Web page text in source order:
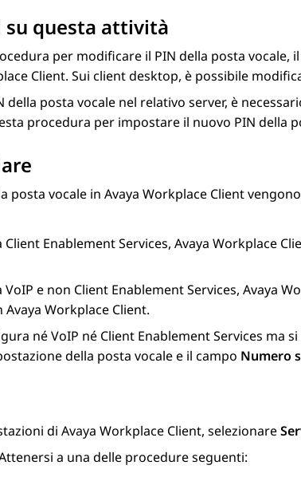
questa attività
per modificare il PIN della posta
Client. Sui client desktop, è possibile
della posta vocale nel relativo server, è
procedura per impostare il nuovo PIN della
posta vocale in Avaya Workplace Client
Client Enablement Services, Avaya Workplace
VoIP e non Client Enablement Services, Avaya
Avaya Workplace Client.
né VoIP né Client Enablement Services ma
della posta vocale e il campo Numero
di Avaya Workplace Client, selezionare
a una delle procedure seguenti: